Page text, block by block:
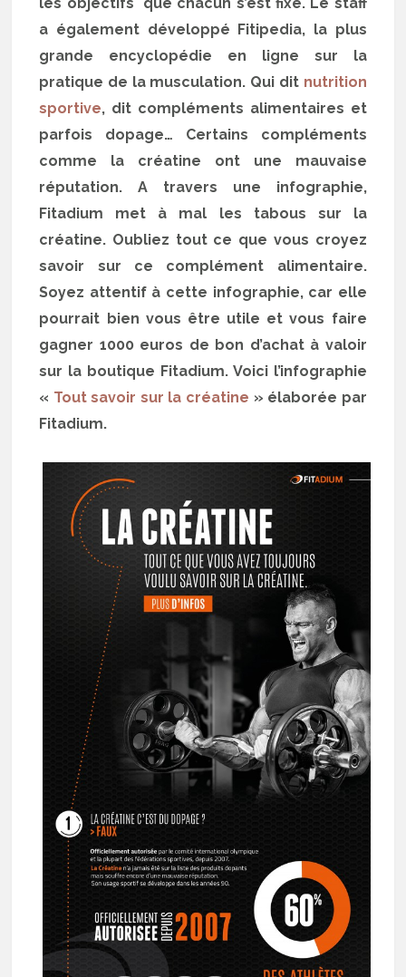
a également développé Fitipedia, la plus
grande encyclopédie en ligne sur la
pratique de la musculation. Qui dit nutrition
sportive, dit compléments alimentaires et
parfois dopage… Certains compléments
comme la créatine ont une mauvaise
réputation. A travers une infographie,
Fitadium met à mal les tabous sur la
créatine. Oubliez tout ce que vous croyez
savoir sur ce complément alimentaire.
Soyez attentif à cette infographie, car elle
pourrait bien vous être utile et vous faire
gagner 1000 euros de bon d’achat à valoir
sur la boutique Fitadium. Voici l’infographie
« Tout savoir sur la créatine » élaborée par
Fitadium.